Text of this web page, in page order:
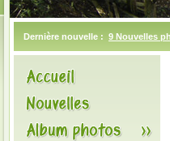
Dernière nouvelle : 9 Nouvelles